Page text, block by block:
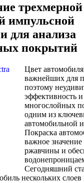
трехмерной
импульсной
для анализа
покрытий
Цвет
важнейших для
поэтому
эффективность и
многослойных
одним из
автомобильной
Покраска
важное
ржавчины и
Сегодняшний
нескольких слоев